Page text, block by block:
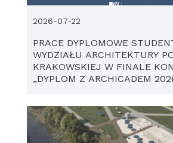
PRACE DYPLOMOWE
WYDZIAŁU ARCHITEKTURY
KRAKOWSKIEJ W FINALE
„DYPLOM Z ARCHICADEM
2026-07-22